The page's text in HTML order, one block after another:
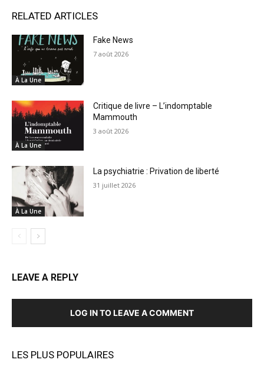
RELATED ARTICLES
À La Une
Fake News
7 août 2026
À La Une
Critique de livre – L’indomptable
Mammouth
3 août 2026
À La Une
La psychiatrie : Privation de liberté
31 juillet 2026
LEAVE A REPLY
LOG IN TO LEAVE A COMMENT
LES PLUS POPULAIRES